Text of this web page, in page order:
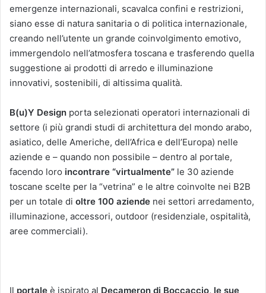
emergenze internazionali, scavalca confini e restrizioni,
siano esse di natura sanitaria o di politica internazionale,
creando nell’utente un grande coinvolgimento emotivo,
immergendolo nell’atmosfera toscana e trasferendo quella
suggestione ai prodotti di arredo e illuminazione
innovativi, sostenibili, di altissima qualità.
B(u)Y Design porta selezionati operatori internazionali di
settore (i più grandi studi di architettura del mondo arabo,
asiatico, delle Americhe, dell’Africa e dell’Europa) nelle
aziende e – quando non possibile – dentro al portale,
facendo loro incontrare “virtualmente” le 30 aziende
toscane scelte per la “vetrina” e le altre coinvolte nei B2B
per un totale di oltre 100 aziende nei settori arredamento,
illuminazione, accessori, outdoor (residenziale, ospitalità,
aree commerciali).
Il portale è ispirato al Decameron di Boccaccio, le sue